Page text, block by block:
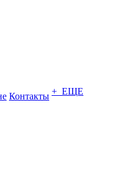
Контакты + ЕЩЕ